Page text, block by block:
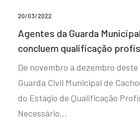
20/03/2022
Agentes da Guarda
concluem qualificação
De novembro a dezembro
Guarda Civil Municipal de
do Estágio de Qualificação
Necessário…